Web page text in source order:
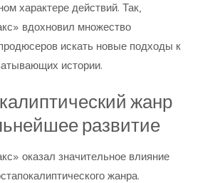
характере действий. Так,
вдохновил множество
искать новые подходы к
истории.
жанр
развитие
оказал значительное влияние
жанра.